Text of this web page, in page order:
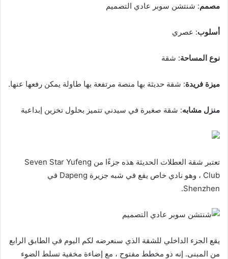
مصمم: شنتشن سوبر عادي التصميم
أسلوب: عصري
نوع المساحة: شقة
ميزة فريدة: شقة حديثة بها منصة مرتفعة بها طاولة يمكن رفعها عنها.
منزل مشابه: شقة صغيرة في سيدني تتميز بحلول تخزين إبداعية
تعتبر شقة العطلات الحديثة هذه جزءًا من Seven Star Yufeng
Club ، وهو نادي خاص يقع في شبه جزيرة Dapeng في
Shenzhen.
يقع الجزء الداخلي للشقة الذي سنعرضه لكم اليوم في الطابق الرابع
من المبنى. إنه ذو مخطط مفتوح ، مع إضاءة مخفية تسلط الضوء